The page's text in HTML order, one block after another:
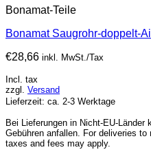
Bonamat-Teile
Bonamat Saugrohr-doppelt-
€28,66 inkl. MwSt./Tax
Incl. tax
zzgl. Versand
Lieferzeit: ca. 2-3 Werktage
Bei Lieferungen in Nicht-EU-
Gebühren anfallen. For deliveries to
taxes and fees may apply.